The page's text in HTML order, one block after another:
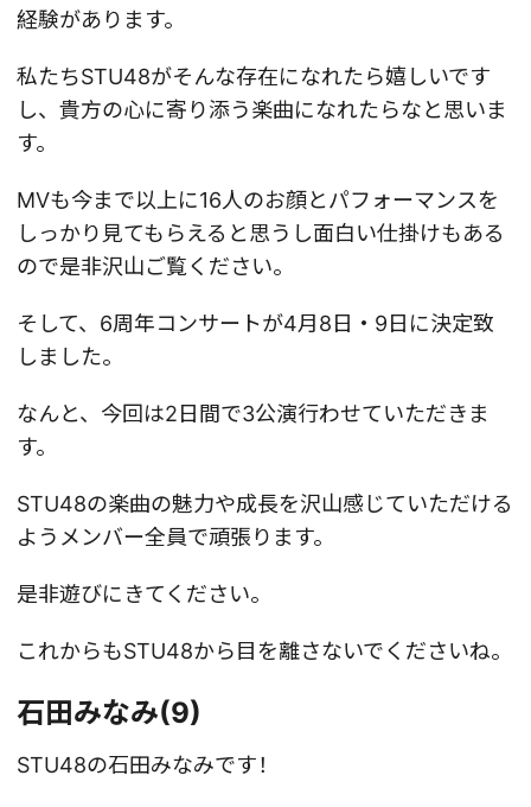
経験があります。
私たちSTU48がそんな存在になれたら嬉しいです
し、貴方の心に寄り添う楽曲になれたらなと思いま
す。
MVも今まで以上に16人のお顔とパフォーマンスを
しっかり見てもらえると思うし面白い仕掛けもある
ので是非沢山ご覧ください。
そして、6周年コンサートが4月8日・9日に決定致
しました。
なんと、今回は2日間で3公演行わせていただきま
す。
STU48の楽曲の魅力や成長を沢山感じていただける
ようメンバー全員で頑張ります。
是非遊びにきてください。
これからもSTU48から目を離さないでくださいね。
石田みなみ(9)
STU48の石田みなみです！